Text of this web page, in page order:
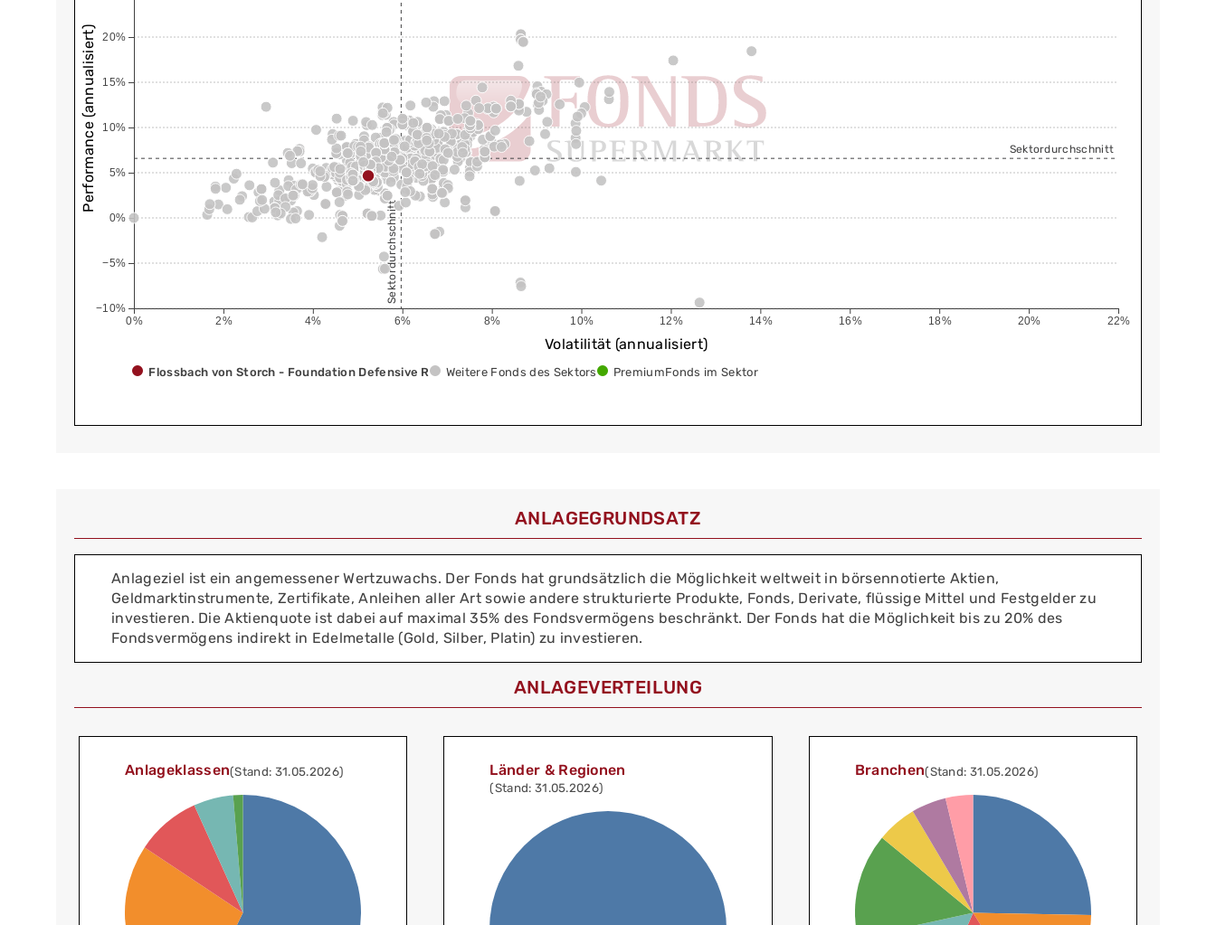
0% 2% 4% 6% 8% 10% 12% 14% 16% 18% 20% 22%
−10%
−5%
0%
5%
10%
15%
20%
Sektordurchschnitt
Sektordurchschnitt
Volatilität (annualisiert)
Performance (annualisiert)
Flossbach von Storch - Foundation Defensive R Weitere Fonds des Sektors PremiumFonds im Sektor
ANLAGEGRUNDSATZ
Anlageziel ist ein angemessener Wertzuwachs. Der Fonds hat grundsätzlich die Möglichkeit weltweit in börsennotierte Aktien,
Geldmarktinstrumente, Zertifikate, Anleihen aller Art sowie andere strukturierte Produkte, Fonds, Derivate, flüssige Mittel und Festgelder zu
investieren. Die Aktienquote ist dabei auf maximal 35% des Fondsvermögens beschränkt. Der Fonds hat die Möglichkeit bis zu 20% des
Fondsvermögens indirekt in Edelmetalle (Gold, Silber, Platin) zu investieren.
ANLAGEVERTEILUNG
Anlageklassen(Stand: 31.05.2026) Länder & Regionen
(Stand: 31.05.2026)
Branchen(Stand: 31.05.2026)